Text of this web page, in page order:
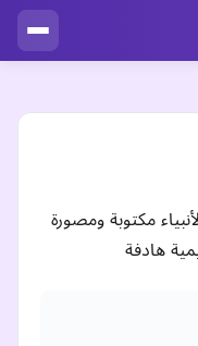
مكتوبة ومصورة
هادفة